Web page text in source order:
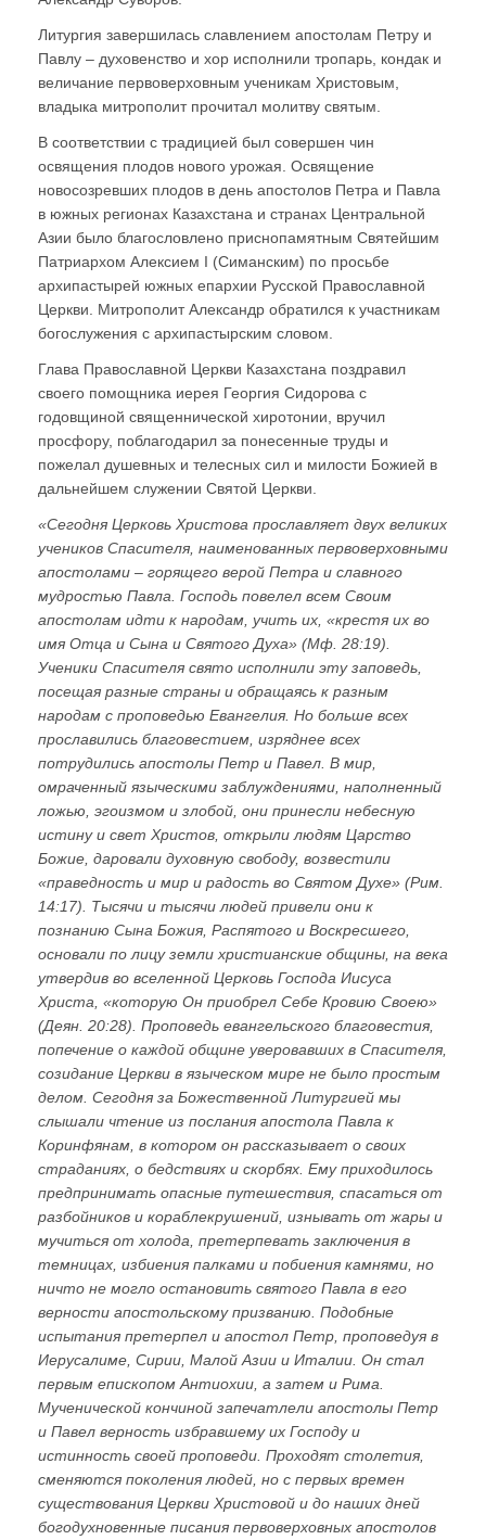
Литургия завершилась славлением апостолам Петру и
Павлу – духовенство и хор исполнили тропарь, кондак и
величание первоверховным ученикам Христовым,
владыка митрополит прочитал молитву святым.
В соответствии с традицией был совершен чин
освящения плодов нового урожая. Освящение
новосозревших плодов в день апостолов Петра и Павла
в южных регионах Казахстана и странах Центральной
Азии было благословлено приснопамятным Святейшим
Патриархом Алексием I (Симанским) по просьбе
архипастырей южных епархии Русской Православной
Церкви. Митрополит Александр обратился к участникам
богослужения с архипастырским словом.
Глава Православной Церкви Казахстана поздравил
своего помощника иерея Георгия Сидорова с
годовщиной священнической хиротонии, вручил
просфору, поблагодарил за понесенные труды и
пожелал душевных и телесных сил и милости Божией в
дальнейшем служении Святой Церкви.
«Сегодня Церковь Христова прославляет двух великих
учеников Спасителя, наименованных первоверховными
апостолами – горящего верой Петра и славного
мудростью Павла. Господь повелел всем Своим
апостолам идти к народам, учить их, «крестя их во
имя Отца и Сына и Святого Духа» (Мф. 28:19).
Ученики Спасителя свято исполнили эту заповедь,
посещая разные страны и обращаясь к разным
народам с проповедью Евангелия. Но больше всех
прославились благовестием, изряднее всех
потрудились апостолы Петр и Павел. В мир,
омраченный языческими заблуждениями, наполненный
ложью, эгоизмом и злобой, они принесли небесную
истину и свет Христов, открыли людям Царство
Божие, даровали духовную свободу, возвестили
«праведность и мир и радость во Святом Духе» (Рим.
14:17). Тысячи и тысячи людей привели они к
познанию Сына Божия, Распятого и Воскресшего,
основали по лицу земли христианские общины, на века
утвердив во вселенной Церковь Господа Иисуса
Христа, «которую Он приобрел Себе Кровию Своею»
(Деян. 20:28). Проповедь евангельского благовестия,
попечение о каждой общине уверовавших в Спасителя,
созидание Церкви в языческом мире не было простым
делом. Сегодня за Божественной Литургией мы
слышали чтение из послания апостола Павла к
Коринфянам, в котором он рассказывает о своих
страданиях, о бедствиях и скорбях. Ему приходилось
предпринимать опасные путешествия, спасаться от
разбойников и кораблекрушений, изнывать от жары и
мучиться от холода, претерпевать заключения в
темницах, избиения палками и побиения камнями, но
ничто не могло остановить святого Павла в его
верности апостольскому призванию. Подобные
испытания претерпел и апостол Петр, проповедуя в
Иерусалиме, Сирии, Малой Азии и Италии. Он стал
первым епископом Антиохии, а затем и Рима.
Мученической кончиной запечатлели апостолы Петр
и Павел верность избравшему их Господу и
истинность своей проповеди. Проходят столетия,
сменяются поколения людей, но с первых времен
существования Церкви Христовой и до наших дней
богодухновенные писания первоверховных апостолов